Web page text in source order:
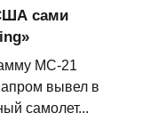
сами
МС-21
вывел в
самолет...